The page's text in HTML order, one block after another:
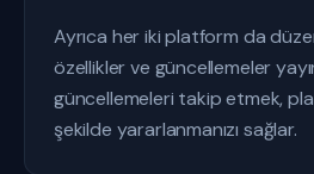
Ayrıca her iki platform da
özellikler ve güncellemeler
güncellemeleri takip etmek,
şekilde yararlanmanızı sağlar.